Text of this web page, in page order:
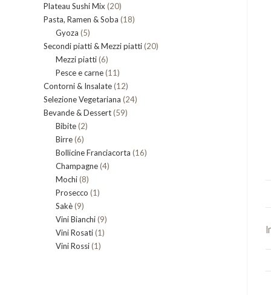
prodotti
Plateau Sushi Mix 2020
prodotti
Pasta, Ramen & Soba 1818
Gyoza 55
prodotti
Secondi piatti & Mezzi piatti 2020
Mezzi piatti 66
prodotti
Pesce e carne 1111
prodotti
Contorni & Insalate 1212
prodotti
Selezione Vegetariana 2424
Bevande & Dessert 5959
Bibite 22
Birre 66
prodotti
Bollicine Franciacorta 1616
Champagne 44
Mochi 88
prodotti
Prosecco 11
Sakè 99
prodotti
Vini Bianchi 99
Vini Rosati 11
Vini Rossi 11